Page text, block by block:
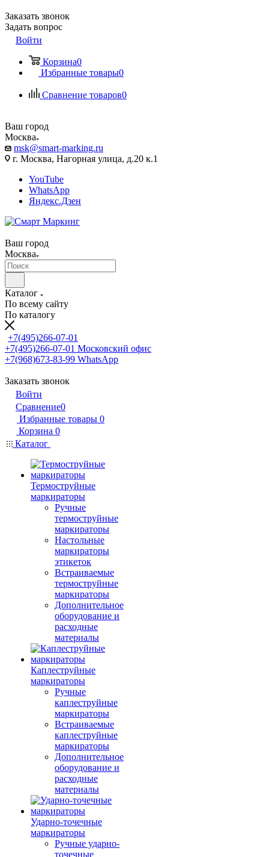
Заказать звонок
Задать вопрос
Войти
Корзина0
Избранные товары0
Сравнение товаров0
Ваш город
Москва
msk@smart-marking.ru
г. Москва, Нагорная улица, д.20 к.1
YouTube
WhatsApp
Яндекс.Дзен
Ваш город
Москва
Каталог
По всему сайту
По каталогу
+7(495)266-07-01
+7(495)266-07-01 Московский офис
+7(968)673-83-99 WhatsApp
Заказать звонок
Войти
Сравнение0
Избранные товары 0
Корзина 0
Каталог
Термоструйные
маркираторы
Ручные
термоструйные
маркираторы
Настольные
маркираторы
этикеток
Встраиваемые
термоструйные
маркираторы
Дополнительное
оборудование и
расходные
материалы
Каплеструйные
маркираторы
Ручные
каплеструйные
маркираторы
Встраиваемые
каплеструйные
маркираторы
Дополнительное
оборудование и
расходные
материалы
Ударно-точечные
маркираторы
Ручные ударно-
точечные